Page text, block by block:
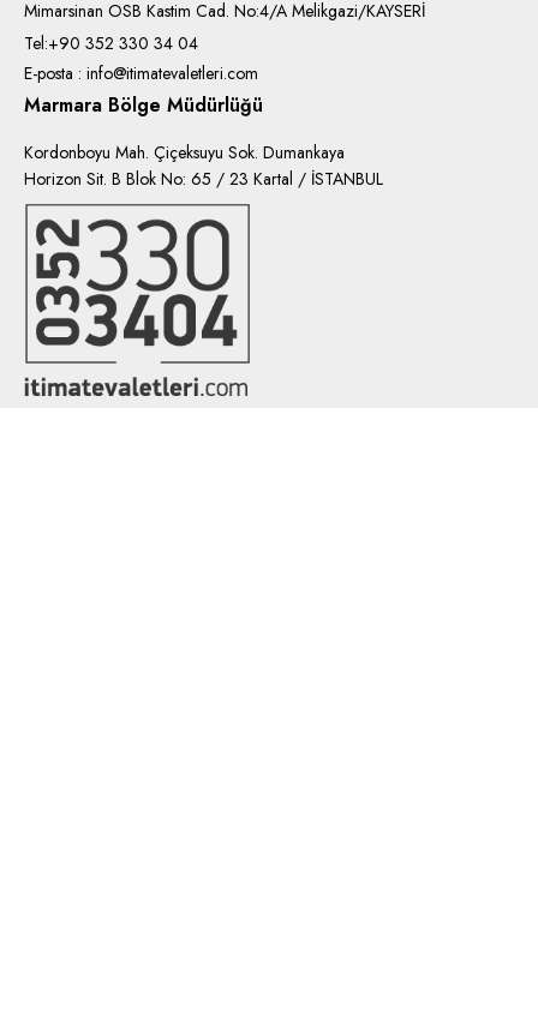
Mimarsinan OSB Kastim Cad. No:4/A Melikgazi/KAYSERİ
Tel:+90 352 330 34 04
E-posta : info@itimatevaletleri.com
Marmara Bölge Müdürlüğü
Kordonboyu Mah. Çiçeksuyu Sok. Dumankaya
Horizon Sit. B Blok No: 65 / 23 Kartal / İSTANBUL